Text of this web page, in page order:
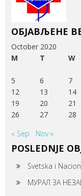
ОБЈАВЉЕНЕ
October 2020
M
T W
5
6 7
12
13 14
19
20 21
26
27 28
« Sep
Nov »
POSLEDNJE
Svetska i
МУРАЛ ЗА